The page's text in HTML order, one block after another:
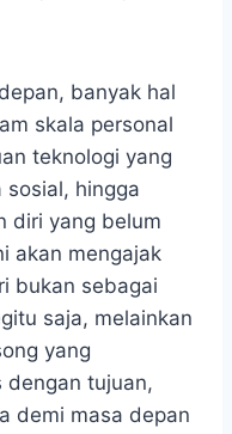
banyak hal
skala personal
teknologi yang
sosial, hingga
diri yang belum
akan mengajak
bukan sebagai
saja, melainkan
yang
dengan tujuan,
demi masa depan